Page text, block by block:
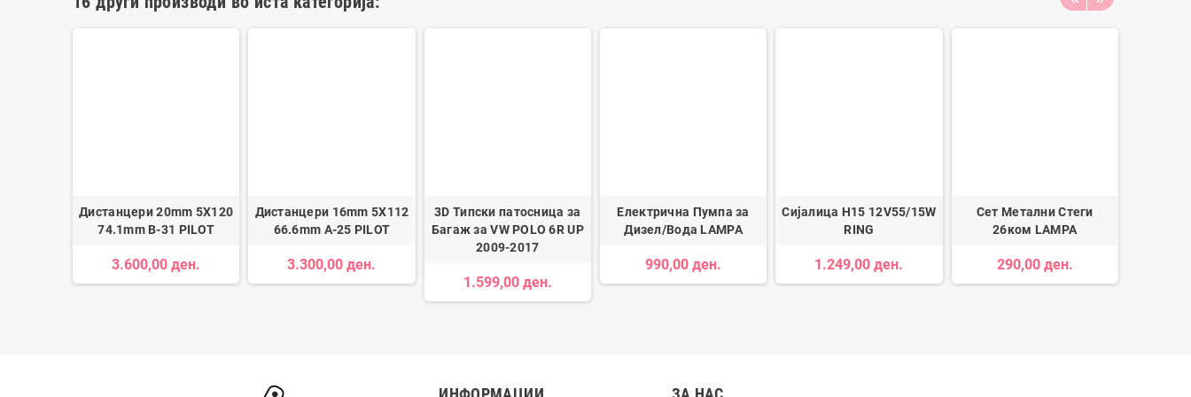
Дистанцери 20mm 5X120
74.1mm B-31 PILOT
3.600,00 ден.
Дистанцери 16mm 5X112
66.6mm A-25 PILOT
3.300,00 ден.
3D Типски патосница за
Багаж за VW POLO 6R UP
2009-2017
1.599,00 ден.
Електрична Пумпа за
Дизел/Вода LAMPA
990,00 ден.
Сијалица H15 12V55/15W
RING
1.249,00 ден.
Сет Метални Стеги
26ком LAMPA
290,00 ден.